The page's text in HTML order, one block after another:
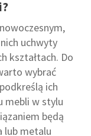
uchwyty
kształtach. Do
wybrać
ich
mebli w stylu
będą
lub metalu